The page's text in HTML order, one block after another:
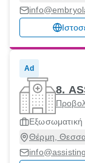
Ad
8.
Εξωσωματική
Θέρμη,